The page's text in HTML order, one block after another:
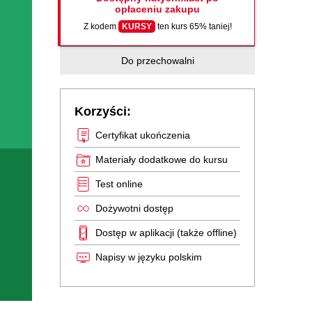
opłaceniu zakupu
Z kodem KURSY ten kurs 65% taniej!
Do przechowalni
Korzyści:
Certyfikat ukończenia
Materiały dodatkowe do kursu
Test online
Dożywotni dostęp
Dostęp w aplikacji (także offline)
Napisy w języku polskim